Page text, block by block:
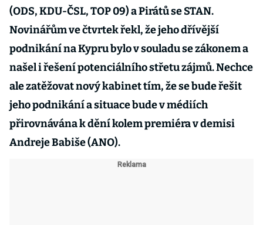
(ODS, KDU-ČSL, TOP 09) a Pirátů se STAN.
Novinářům ve čtvrtek řekl, že jeho dřívější
podnikání na Kypru bylo v souladu se zákonem a
našel i řešení potenciálního střetu zájmů. Nechce
ale zatěžovat nový kabinet tím, že se bude řešit
jeho podnikání a situace bude v médiích
přirovnávána k dění kolem premiéra v demisi
Andreje Babiše (ANO).